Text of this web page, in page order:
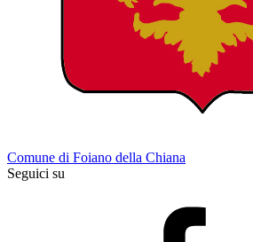
Comune di Foiano della Chiana
Seguici su